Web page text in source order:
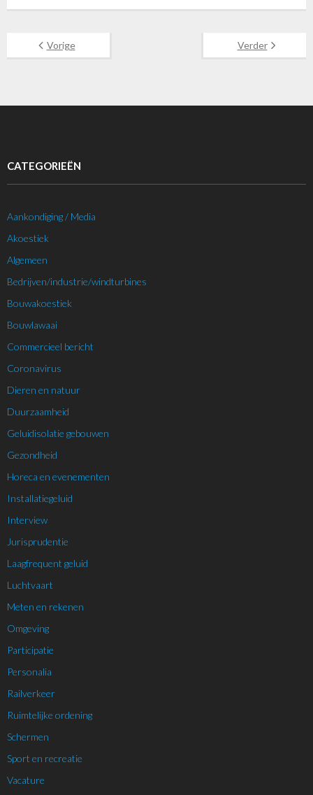
Vorige Verder
CATEGORIEËN
Aankondiging / Media
Akoestiek
Algemeen
Bedrijven/industrie/windturbines
Bouwakoestiek
Bouwlawaai
Commercieel bericht
Coronavirus
Dieren en natuur
Duurzaamheid
Geluidisolatie gebouwen
Gezondheid
Horeca en evenementen
Installatiegeluid
Interview
Jurisprudentie
Laagfrequent geluid
Luchtvaart
Meten en rekenen
Omgeving
Participatie
Personalia
Railverkeer
Ruimtelijke ordening
Schermen
Sport en recreatie
Vacature